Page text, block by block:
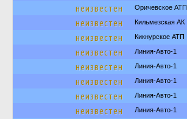
неизвестен Оричевское АТП
неизвестен Кильмезская АК
неизвестен Кикнурское АТП
неизвестен Линия-Авто-1
неизвестен Линия-Авто-1
неизвестен Линия-Авто-1
неизвестен Линия-Авто-1
неизвестен Линия-Авто-1